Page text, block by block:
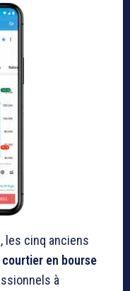
les cinq anciens
courtier en bourse
à